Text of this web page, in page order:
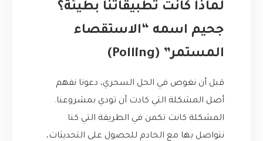
لماذا كانت تطبيقاتنا بطيئة؟
جحيم اسمه “الاستقصاء
المستمر” (Polling)
قبل أن نغوص في الحل السحري، دعونا نفهم
أصل المشكلة التي كادت أن تودي بمشروعنا.
المشكلة كانت تكمن في الطريقة التي كنا
نتواصل بها مع الخادم للحصول على التحديثات،